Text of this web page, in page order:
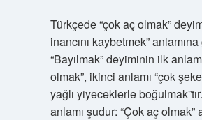
Türkçede “çok aç olmak”
inancını kaybetmek”
“Bayılmak” deyiminin ilk
olmak”, ikinci anlamı “çok
yağlı yiyeceklerle
anlamı şudur: “Çok aç olmak”